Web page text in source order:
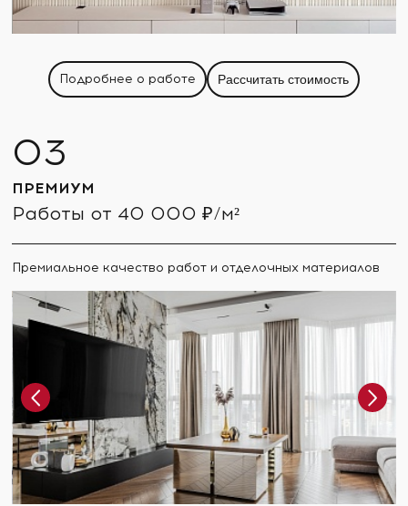
Подробнее о работе Рассчитать стоимость
ПРЕМИУМ
Работы от 40 000 ₽/м²
Премиальное качество работ и отделочных материалов